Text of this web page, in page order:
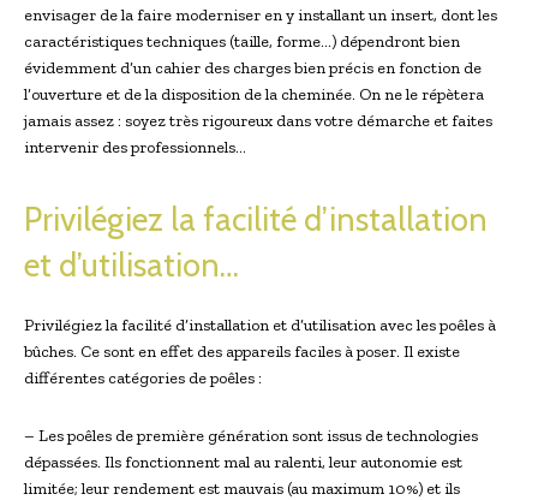
envisager de la faire moderniser en y installant un insert, dont les
caractéristiques techniques (taille, forme…) dépendront bien
évidemment d’un cahier des charges bien précis en fonction de
l’ouverture et de la disposition de la cheminée. On ne le répètera
jamais assez : soyez très rigoureux dans votre démarche et faites
intervenir des professionnels…
Privilégiez la facilité d’installation
et d’utilisation…
Privilégiez la facilité d’installation et d’utilisation avec les poêles à
bûches. Ce sont en effet des appareils faciles à poser. Il existe
différentes catégories de poêles :
– Les poêles de première génération sont issus de technologies
dépassées. Ils fonctionnent mal au ralenti, leur autonomie est
limitée; leur rendement est mauvais (au maximum 10%) et ils